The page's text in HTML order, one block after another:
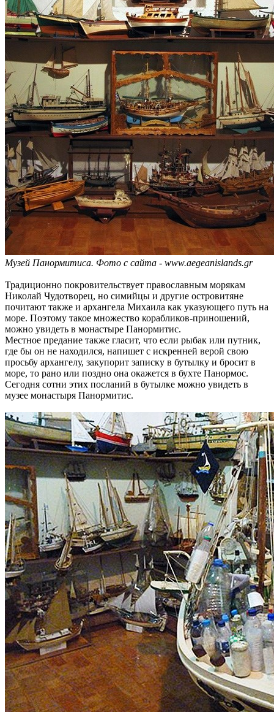
Музей Панормитиса. Фото с сайта - www.aegeanislands.gr
Традиционно покровительствует православным морякам
Николай Чудотворец, но симийцы и другие островитяне
почитают также и архангела Михаила как указующего путь на
море. Поэтому такое множество корабликов-приношений,
можно увидеть в монастыре Панормитис.
Местное предание также гласит, что если рыбак или путник,
где бы он не находился, напишет с искренней верой свою
просьбу архангелу, закупорит записку в бутылку и бросит в
море, то рано или поздно она окажется в бухте Панормос.
Сегодня сотни этих посланий в бутылке можно увидеть в
музее монастыря Панормитис.